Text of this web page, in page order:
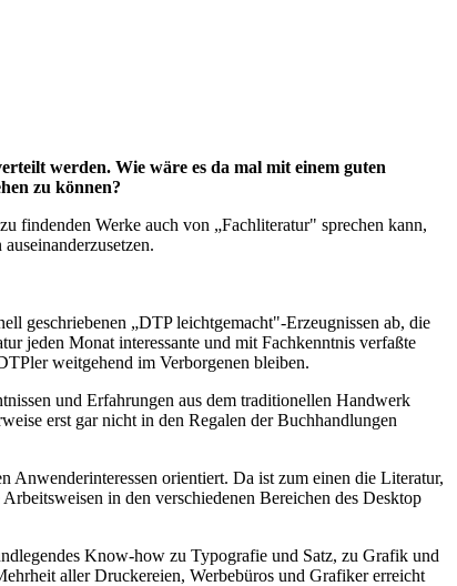
werden. Wie wäre es da mal mit einem guten
zu können?
findenden Werke auch von „Fachliteratur" sprechen kann,
geschriebenen „DTP leichtgemacht"-Erzeugnissen ab, die
jeden Monat interessante und mit Fachkenntnis verfaßte
weitgehend im Verborgenen bleiben.
und Erfahrungen aus dem traditionellen Handwerk
erst gar nicht in den Regalen der Buchhandlungen
orientiert. Da ist zum einen die Literatur,
in den verschiedenen Bereichen des Desktop
Know-how zu Typografie und Satz, zu Grafik und
aller Druckereien, Werbebüros und Grafiker erreicht